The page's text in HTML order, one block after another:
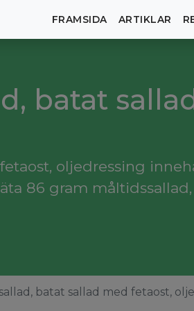
FRAMSIDA ARTIKLAR
batat
oljedressing
86 gram
batat sallad med fetaost,